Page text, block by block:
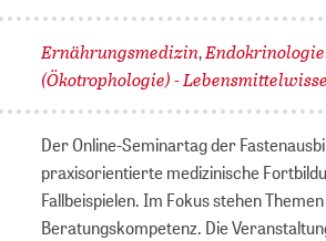
Ernährungsmedizin,Endokrinologie
(Ökotrophologie) -
Der Online-Seminartag der
praxisorientierte medizinische
Fallbeispielen. Im Fokus stehen
Beratungskompetenz. Die